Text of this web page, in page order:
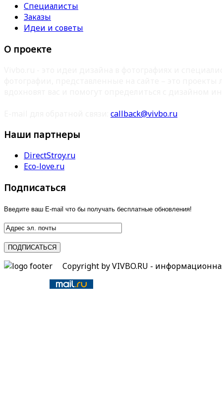
Специалисты
Заказы
Идеи и советы
О проекте
callback@vivbo.ru
Наши партнеры
DirectStroy.ru
Eco-love.ru
Подписаться
Введите ваш E-mail что бы получать бесплатные обновления!
Copyright by VIVBO.RU -